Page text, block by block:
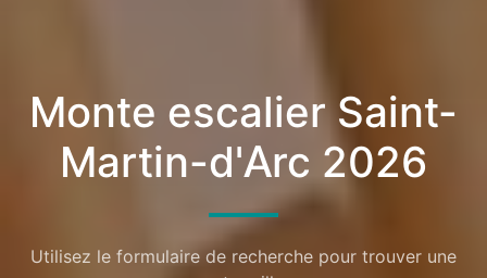
Monte escalier Saint-
Martin-d'Arc 2026
Utilisez le formulaire de recherche pour trouver une